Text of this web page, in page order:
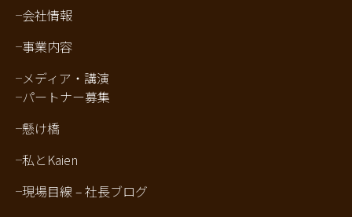
会社情報
事業内容
メディア・講演
パートナー募集
懸け橋
私とKaien
現場目線 – 社長ブログ